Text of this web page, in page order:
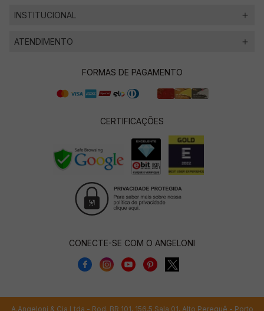
INSTITUCIONAL
ATENDIMENTO
FORMAS DE PAGAMENTO
CERTIFICAÇÕES
CONECTE-SE COM O ANGELONI
A.Angeloni & Cia Ltda - Rod. BR 101, 156,5 Sala 01, Alto Perequê - Porto